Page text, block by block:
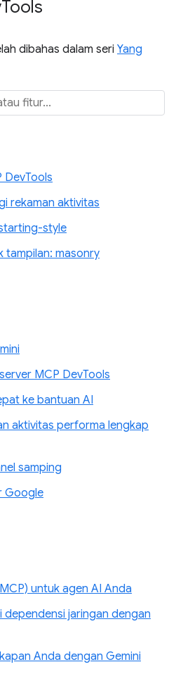
Tools
dibahas dalam seri Yang
DevTools
rekaman aktivitas
style
tampilan: masonry
MCP DevTools
ke bantuan AI
aktivitas performa lengkap
samping
Google
untuk agen AI Anda
jaringan dengan
Anda dengan Gemini